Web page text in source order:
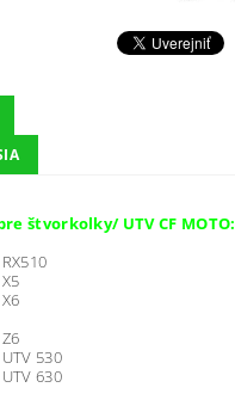
štvorkolky/ UTV CF MOTO:
530
630